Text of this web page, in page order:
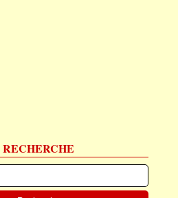
RECHERCHE